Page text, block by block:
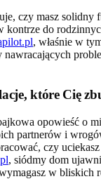
czy masz solidny
kontrze do
, właśnie w
które Cię
opowieść o
partnerów i
czy
, siódmy dom
w bliskich